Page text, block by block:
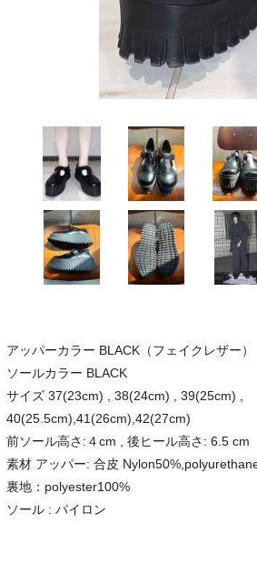
アッパーカラー BLACK（フェイクレザー）
ソールカラー BLACK
サイズ 37(23cm) , 38(24cm) , 39(25cm) ,
40(25.5cm),41(26cm),42(27cm)
前ソール高さ:４cm , 後ヒール高さ: 6.5 cm
素材 アッパー: 合皮
裏地：polyester100%
ソール : パイロン